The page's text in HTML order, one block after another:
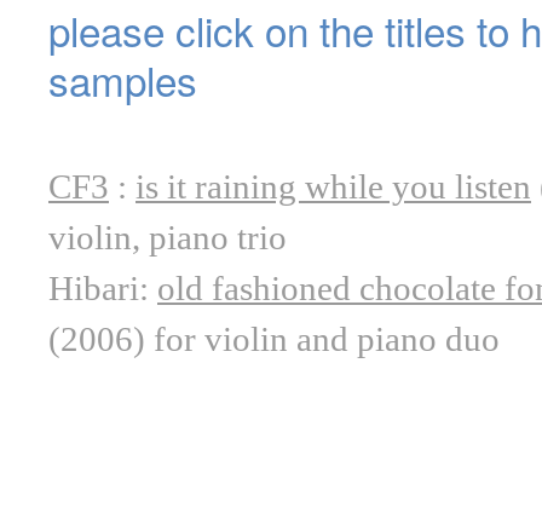
please click on the titles to
samples
CF3 : is it raining while you listen
violin, piano trio
Hibari: old fashioned chocolate
(2006) for violin and piano duo